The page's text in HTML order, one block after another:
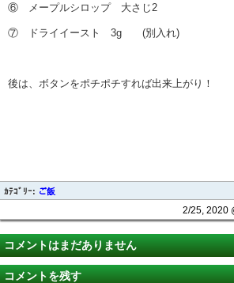
⑥ メープルシロップ 大さじ2
⑦ ドライイースト 3g (別入れ)
後は、ボタンをポチポチすれば出来上がり！
ｶﾃｺﾞﾘｰ: ご飯
2/25, 2020
コメントはまだありません
コメントを残す